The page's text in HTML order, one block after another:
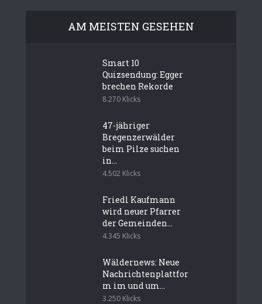
AM MEISTEN GESEHEN
Smart 10
Quizsendung: Egger
brechen Rekorde
8.270 Klicks
47-jähriger
Bregenzerwälder
beim Pilze suchen
in...
4.502 Klicks
Friedl Kaufmann
wird neuer Pfarrer
der Gemeinden...
4.345 Klicks
Wäldernews: Neue
Nachrichtenplattfor
m im und um...
3.250 Klicks